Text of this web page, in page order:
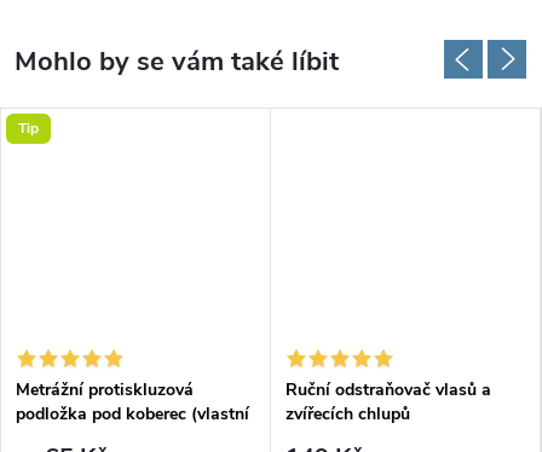
Tip
Metrážní protiskluzová
podložka pod koberec (vlastní
Ruční odstraňovač vlasů a
zvířecích chlupů